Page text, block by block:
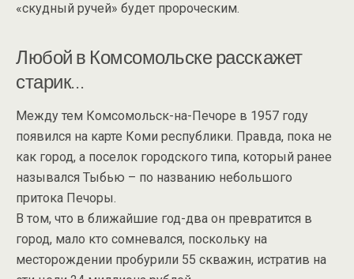
«скудный ручей» будет пророческим.
Любой в Комсомольске расскажет
старик…
Между тем Комсомольск-на-Печоре в 1957 году
появился на карте Коми республики. Правда, пока не
как город, а поселок городского типа, который ранее
назывался Тыбью – по названию небольшого
притока Печоры.
В том, что в ближайшие год-два он превратится в
город, мало кто сомневался, поскольку на
месторождении пробурили 55 скважин, истратив на